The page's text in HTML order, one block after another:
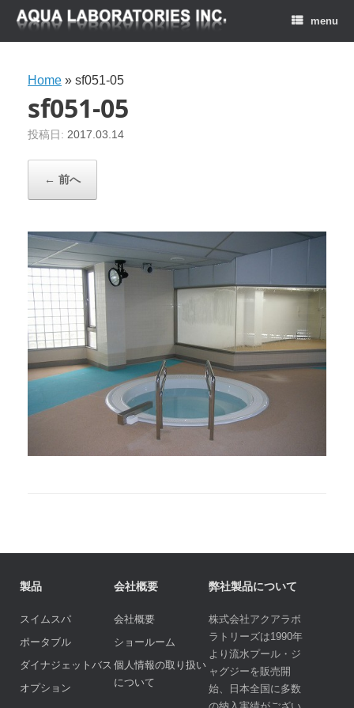
menu
Home » sf051-05
sf051-05
投稿日: 2017.03.14
← 前へ
製品
スイムスパ
ポータブル
ダイナジェットバス
オプション
会社概要
会社概要
ショールーム
個人情報の取り扱い
について
弊社製品について
株式会社アクアラボ
ラトリーズは1990年
より流水プール・ジ
ャグジーを販売開
始、日本全国に多数
の納入実績がござい